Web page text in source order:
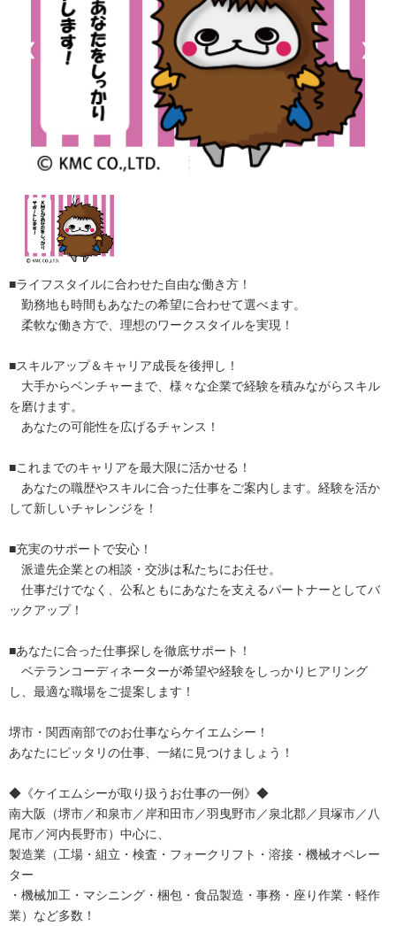
❮ ❯
■ライフスタイルに合わせた自由な働き方！
勤務地も時間もあなたの希望に合わせて選べます。
柔軟な働き方で、理想のワークスタイルを実現！
■スキルアップ＆キャリア成長を後押し！
大手からベンチャーまで、様々な企業で経験を積みながらスキル
を磨けます。
あなたの可能性を広げるチャンス！
■これまでのキャリアを最大限に活かせる！
あなたの職歴やスキルに合った仕事をご案内します。経験を活か
して新しいチャレンジを！
■充実のサポートで安心！
派遣先企業との相談・交渉は私たちにお任せ。
仕事だけでなく、公私ともにあなたを支えるパートナーとしてバ
ックアップ！
■あなたに合った仕事探しを徹底サポート！
ベテランコーディネーターが希望や経験をしっかりヒアリング
し、最適な職場をご提案します！
堺市・関西南部でのお仕事ならケイエムシー！
あなたにピッタリの仕事、一緒に見つけましょう！
◆《ケイエムシーが取り扱うお仕事の一例》◆
南大阪（堺市／和泉市／岸和田市／羽曳野市／泉北郡／貝塚市／八
尾市／河内長野市）中心に、
製造業（工場・組立・検査・フォークリフト・溶接・機械オペレー
ター
・機械加工・マシニング・梱包・食品製造・事務・座り作業・軽作
業）など多数！